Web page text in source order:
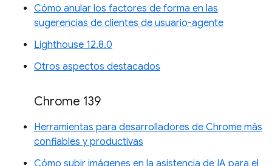
Cómo anular los factores de forma en las
sugerencias de clientes de usuario-agente
Lighthouse 12.8.0
Otros aspectos destacados
Chrome 139
Herramientas para desarrolladores de Chrome más
confiables y productivas